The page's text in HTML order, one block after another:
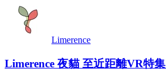
Limerence
Limerence 夜貓 至近距離VR特